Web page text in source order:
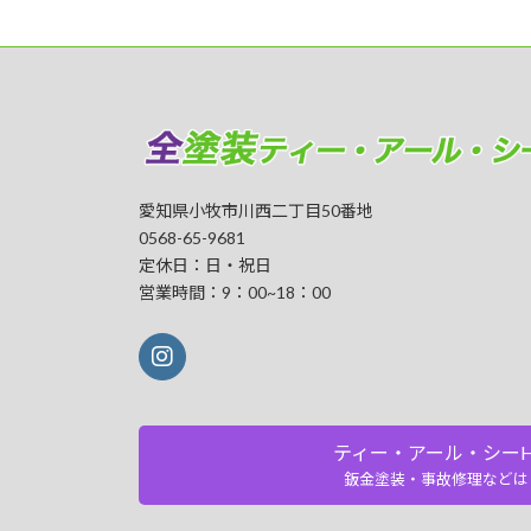
愛知県小牧市川西二丁目50番地
0568-65-9681
定休日：日・祝日
営業時間：9：00~18：00
ティー・アール・シー
鈑金塗装・事故修理など